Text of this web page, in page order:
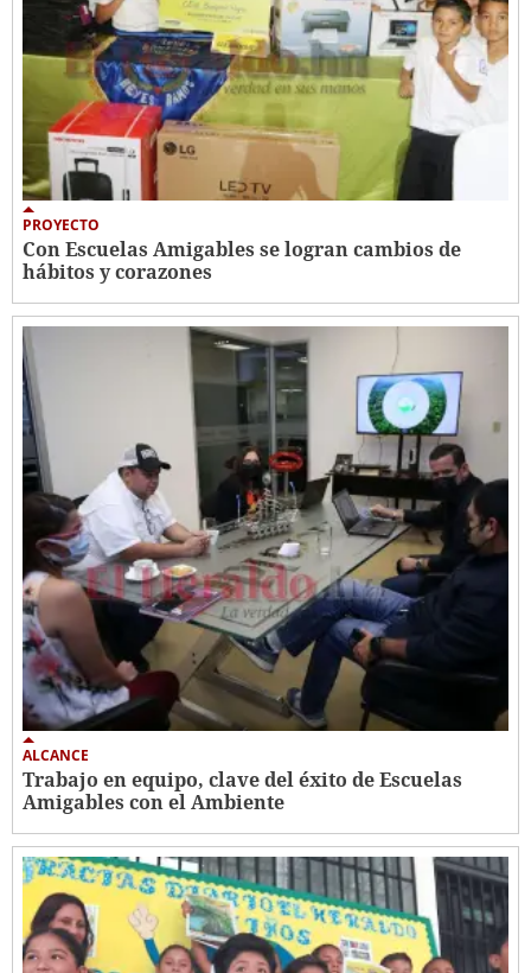
PROYECTO
Con Escuelas Amigables se logran cambios de
hábitos y corazones
ALCANCE
Trabajo en equipo, clave del éxito de Escuelas
Amigables con el Ambiente